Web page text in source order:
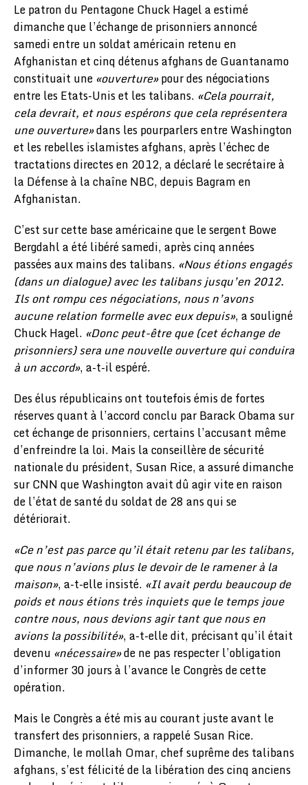
Le patron du Pentagone Chuck Hagel a estimé
dimanche que l’échange de prisonniers annoncé
samedi entre un soldat américain retenu en
Afghanistan et cinq détenus afghans de Guantanamo
constituait une «ouverture»pour des négociations
entre les Etats-Unis et les talibans. «Cela pourrait,
cela devrait, et nous espérons que cela représentera
une ouverture»dans les pourparlers entre Washington
et les rebelles islamistes afghans, après l’échec de
tractations directes en 2012, a déclaré le secrétaire à
la Défense à la chaîne NBC, depuis Bagram en
Afghanistan.
C’est sur cette base américaine que le sergent Bowe
Bergdahl a été libéré samedi, après cinq années
passées aux mains des talibans. «Nous étions engagés
(dans un dialogue) avec les talibans jusqu’en 2012.
Ils ont rompu ces négociations, nous n’avons
aucune relation formelle avec eux depuis», a souligné
Chuck Hagel. «Donc peut-être que (cet échange de
prisonniers) sera une nouvelle ouverture qui conduira
à un accord», a-t-il espéré.
Des élus républicains ont toutefois émis de fortes
réserves quant à l’accord conclu par Barack Obama sur
cet échange de prisonniers, certains l’accusant même
d’enfreindre la loi. Mais la conseillère de sécurité
nationale du président, Susan Rice, a assuré dimanche
sur CNN que Washington avait dû agir vite en raison
de l’état de santé du soldat de 28 ans qui se
détériorait.
«Ce n’est pas parce qu’il était retenu par les talibans,
que nous n’avions plus le devoir de le ramener à la
maison», a-t-elle insisté. «Il avait perdu beaucoup de
poids et nous étions très inquiets que le temps joue
contre nous, nous devions agir tant que nous en
avions la possibilité», a-t-elle dit, précisant qu’il était
devenu «nécessaire»de ne pas respecter l’obligation
d’informer 30 jours à l’avance le Congrès de cette
opération.
Mais le Congrès a été mis au courant juste avant le
transfert des prisonniers, a rappelé Susan Rice.
Dimanche, le mollah Omar, chef suprême des talibans
afghans, s’est félicité de la libération des cinq anciens